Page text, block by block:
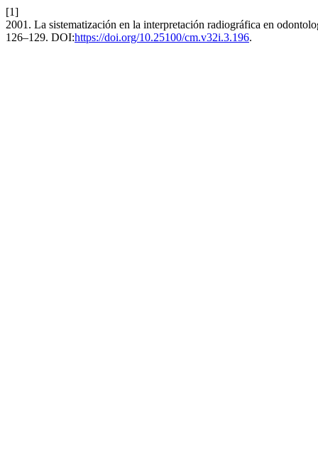
[1]
2001. La sistematización en la interpretación radiográfica en
126–129. DOI:https://doi.org/10.25100/cm.v32i.3.196.